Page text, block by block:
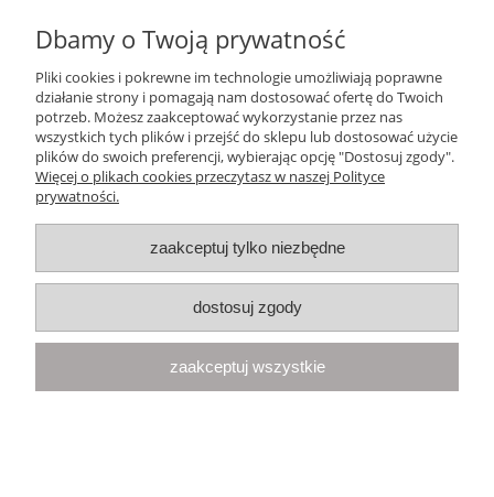
162,18 zł
do koszyka
Dbamy o Twoją prywatność
Pliki cookies i pokrewne im technologie umożliwiają poprawne
działanie strony i pomagają nam dostosować ofertę do Twoich
potrzeb. Możesz zaakceptować wykorzystanie przez nas
wszystkich tych plików i przejść do sklepu lub dostosować użycie
plików do swoich preferencji, wybierając opcję "Dostosuj zgody".
Więcej o plikach cookies przeczytasz w naszej Polityce
prywatności.
zaakceptuj tylko niezbędne
dostosuj zgody
zaakceptuj wszystkie